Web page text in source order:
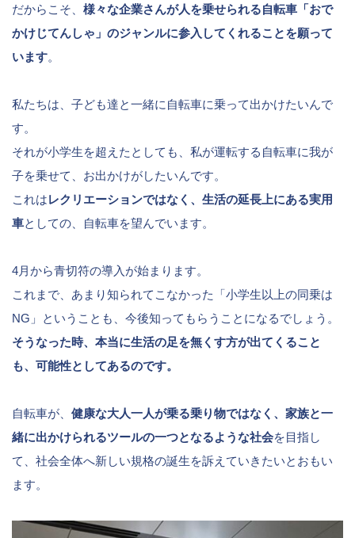
だからこそ、 様々な企業さんが人を乗せられる自転車「おで
かけじてんしゃ」のジャンルに参入してくれることを願って
います。
私たちは、子ども達と一緒に自転車に乗って出かけたいんで
す。
それが小学生を超えたとしても、私が運転する自転車に我が
子を乗せて、お出かけがしたいんです。
これはレクリエーションではなく、生活の延長上にある実用
車としての、自転車を望んでいます。
4月から青切符の導入が始まります。
これまで、あまり知られてこなかった「小学生以上の同乗は
NG」ということも、今後知ってもらうことになるでしょう。
そうなった時、本当に生活の足を無くす方が出てくること
も、可能性としてあるのです。
自転車が、 健康な大人一人が乗る乗り物ではなく、家族と一
緒に出かけられるツールの一つとなるような社会を目指し
て、社会全体へ新しい規格の誕生を訴えていきたいとおもい
ます。